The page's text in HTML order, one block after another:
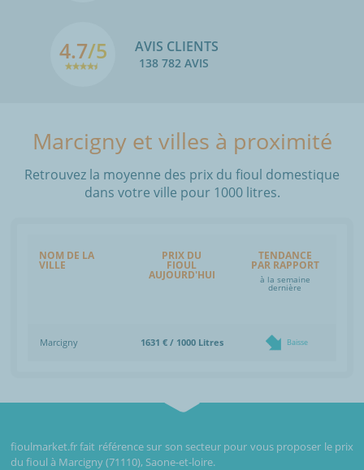
4.7/5 AVIS CLIENTS
138 782 AVIS
Marcigny et villes à proximité
Retrouvez la moyenne des prix du fioul domestique
dans votre ville pour 1000 litres.
NOM DE LA
VILLE
PRIX DU
FIOUL
AUJOURD'HUI
TENDANCE
PAR RAPPORT
à la semaine
dernière
Marcigny 1631 € / 1000 Litres Baisse
fioulmarket.fr fait référence sur son secteur pour vous proposer le prix
du fioul à Marcigny (71110), Saone-et-loire.